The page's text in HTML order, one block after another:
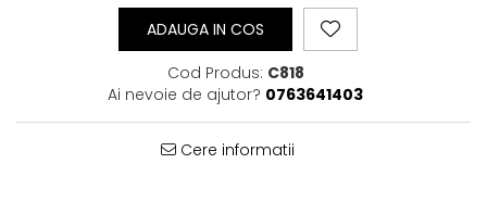
ADAUGA IN COS
Cod Produs: C818
Ai nevoie de ajutor? 0763641403
Cere informatii